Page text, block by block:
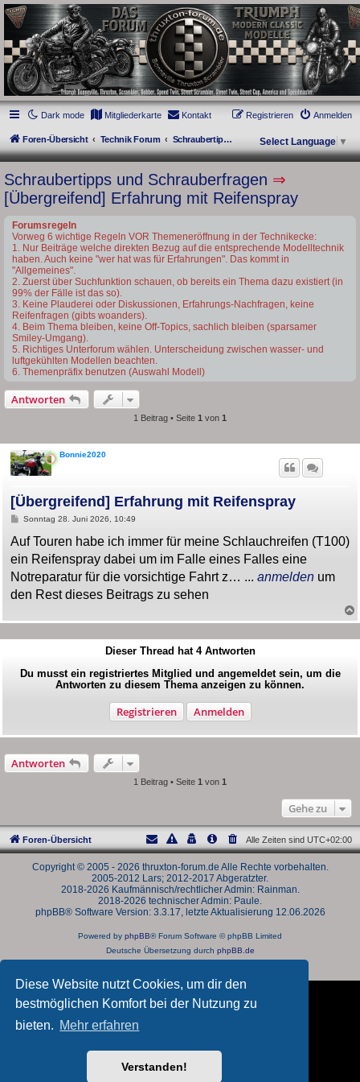
Diese Website nutzt Cookies, um dir den
bestmöglichen Komfort bei der Nutzung zu
bieten. Mehr erfahren
Verstanden!
thruxton-forum.de
DAS FORUM! Alles rund um die Triumph Modern Classic Modelle. Das Forum für
die New Bonneville Baureihen ab BJ 2001. Triumph Bonneville, Thruxton,
Scrambler, Bobber, Speed Twin, Street Scrambler, Street Twin, Street Cup, America
und Speedmaster.
Dark mode
Mitgliederkarte Kontakt Anmelden
Registrieren
Foren-Übersicht Technik Forum Schraubertipps und Schrauberfragen Select Language ▼
Schraubertipps und Schrauberfragen ⇒
[Übergreifend] Erfahrung mit Reifenspray
Forumsregeln
Vorweg 6 wichtige Regeln VOR Themeneröffnung in der Technikecke:
1. Nur Beiträge welche direkten Bezug auf die entsprechende Modelltechnik
haben. Auch keine "wer hat was für Erfahrungen". Das kommt in
"Allgemeines".
2. Zuerst über Suchfunktion schauen, ob bereits ein Thema dazu existiert (in
99% der Fälle ist das so).
3. Keine Plauderei oder Diskussionen, Erfahrungs-Nachfragen, keine
Reifenfragen (gibts woanders).
4. Beim Thema bleiben, keine Off-Topics, sachlich bleiben (sparsamer
Smiley-Umgang).
5. Richtiges Unterforum wählen. Unterscheidung zwischen wasser- und
luftgekühlten Modellen beachten.
6. Themenpräfix benutzen (Auswahl Modell)
Antworten
1 Beitrag • Seite 1 von 1
Bonnie2020
[Übergreifend] Erfahrung mit Reifenspray
B
i
t
r
a
g
Sonntag 28. Juni 2026, 10:49
Auf Touren habe ich immer für meine Schlauchreifen (T100)
ein Reifenspray dabei um im Falle eines Falles eine
Notreparatur für die vorsichtige Fahrt z… ... anmelden um
den Rest dieses Beitrags zu sehen
Dieser Thread hat 4Antworten
Du musst ein registriertes Mitglied und angemeldet sein, um die
Antworten zu diesem Thema anzeigen zu können.
Registrieren Anmelden
Antworten
1 Beitrag • Seite 1 von 1
Gehe zu
Foren-Übersicht Alle Zeiten sind UTC+02:00
Copyright © 2005 - 2026 thruxton-forum.de Alle Rechte vorbehalten.
2005-2012 Lars; 2012-2017 Abgeratzter.
2018-2026 Kaufmännisch/rechtlicher Admin: Rainman.
2018-2026 technischer Admin: Paule.
phpBB® Software Version: 3.3.17, letzte Aktualisierung 12.06.2026
Powered by phpBB® Forum Software © phpBB Limited
Deutsche Übersetzung durch phpBB.de